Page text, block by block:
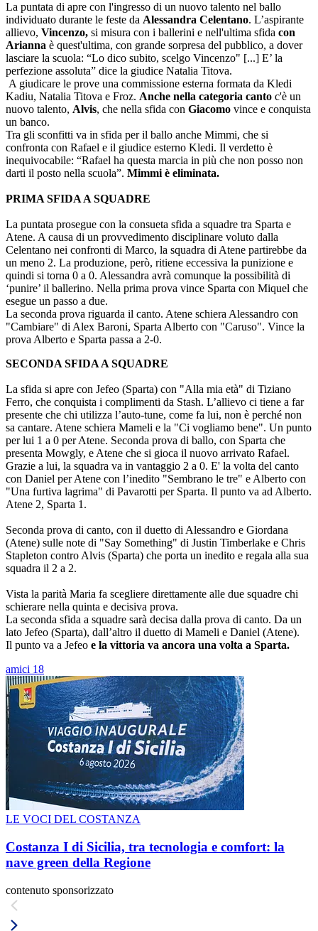
La puntata di apre con l'ingresso di un nuovo talento nel ballo
individuato durante le feste da Alessandra Celentano. L’aspirante
allievo, Vincenzo, si misura con i ballerini e nell'ultima sfida con
Arianna è quest'ultima, con grande sorpresa del pubblico, a dover
lasciare la scuola: “Lo dico subito, scelgo Vincenzo" [...] E’ la
perfezione assoluta” dice la giudice Natalia Titova.
A giudicare le prove una commissione esterna formata da Kledi
Kadiu, Natalia Titova e Froz. Anche nella categoria canto c'è un
nuovo talento, Alvis, che nella sfida con Giacomo vince e conquista
un banco.
Tra gli sconfitti va in sfida per il ballo anche Mimmi, che si
confronta con Rafael e il giudice esterno Kledi. Il verdetto è
inequivocabile: “Rafael ha questa marcia in più che non posso non
darti il posto nella scuola”. Mimmi è eliminata.
PRIMA SFIDA A SQUADRE
La puntata prosegue con la consueta sfida a squadre tra Sparta e
Atene. A causa di un provvedimento disciplinare voluto dalla
Celentano nei confronti di Marco, la squadra di Atene partirebbe da
un meno 2. La produzione, però, ritiene eccessiva la punizione e
quindi si torna 0 a 0. Alessandra avrà comunque la possibilità di
‘punire’ il ballerino. Nella prima prova vince Sparta con Miquel che
esegue un passo a due.
La seconda prova riguarda il canto. Atene schiera Alessandro con
"Cambiare" di Alex Baroni, Sparta Alberto con "Caruso". Vince la
prova Alberto e Sparta passa a 2-0.
SECONDA SFIDA A SQUADRE
La sfida si apre con Jefeo (Sparta) con "Alla mia età" di Tiziano
Ferro, che conquista i complimenti da Stash. L’allievo ci tiene a far
presente che chi utilizza l’auto-tune, come fa lui, non è perché non
sa cantare. Atene schiera Mameli e la "Ci vogliamo bene". Un punto
per lui 1 a 0 per Atene. Seconda prova di ballo, con Sparta che
presenta Mowgly, e Atene che si gioca il nuovo arrivato Rafael.
Grazie a lui, la squadra va in vantaggio 2 a 0. E' la volta del canto
con Daniel per Atene con l’inedito "Sembrano le tre" e Alberto con
"Una furtiva lagrima" di Pavarotti per Sparta. Il punto va ad Alberto.
Atene 2, Sparta 1.
Seconda prova di canto, con il duetto di Alessandro e Giordana
(Atene) sulle note di "Say Something" di Justin Timberlake e Chris
Stapleton contro Alvis (Sparta) che porta un inedito e regala alla sua
squadra il 2 a 2.
Vista la parità Maria fa scegliere direttamente alle due squadre chi
schierare nella quinta e decisiva prova.
La seconda sfida a squadre sarà decisa dalla prova di canto. Da un
lato Jefeo (Sparta), dall’altro il duetto di Mameli e Daniel (Atene).
Il punto va a Jefeo e la vittoria va ancora una volta a Sparta.
amici 18
LE VOCI DEL COSTANZA
Costanza I di Sicilia, tra tecnologia e comfort: la
nave green della Regione
contenuto sponsorizzato